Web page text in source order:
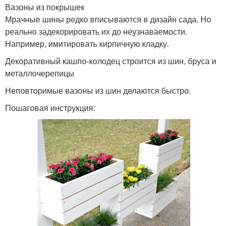
Вазоны из покрышек
Мрачные шины редко вписываются в дизайн сада. Но
реально задекорировать их до неузнаваемости.
Например, имитировать кирпичную кладку.
Декоративный кашпо-колодец строится из шин, бруса и
металлочерепицы
Неповторимые вазоны из шин делаются быстро.
Пошаговая инструкция: